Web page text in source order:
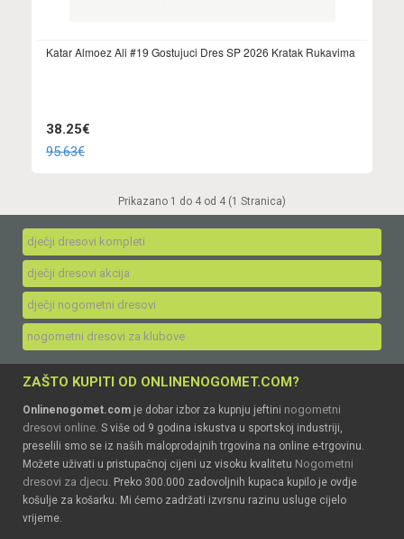
Katar Almoez Ali #19 Gostujuci Dres SP 2026 Kratak Rukavima
38.25€
95.63€
Prikazano 1 do 4 od 4 (1 Stranica)
dječji dresovi kompleti
dječji dresovi akcija
dječji nogometni dresovi
nogometni dresovi za klubove
ZAŠTO KUPITI OD ONLINENOGOMET.COM?
Onlinenogomet.com je dobar izbor za kupnju jeftini nogometni
dresovi online . S više od 9 godina iskustva u sportskoj industriji,
preselili smo se iz naših maloprodajnih trgovina na online e-trgovinu.
Možete uživati u pristupačnoj cijeni uz visoku kvalitetu Nogometni
dresovi za djecu . Preko 300.000 zadovoljnih kupaca kupilo je ovdje
košulje za košarku. Mi ćemo zadržati izvrsnu razinu usluge cijelo
vrijeme.